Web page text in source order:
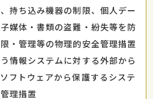
ち込み機器の制限、個人デー
媒体・書類の盗難・紛失等を防
・管理等の物理的安全管理措置
報システムに対する外部から
フトウェアから保護するシステ
理措置